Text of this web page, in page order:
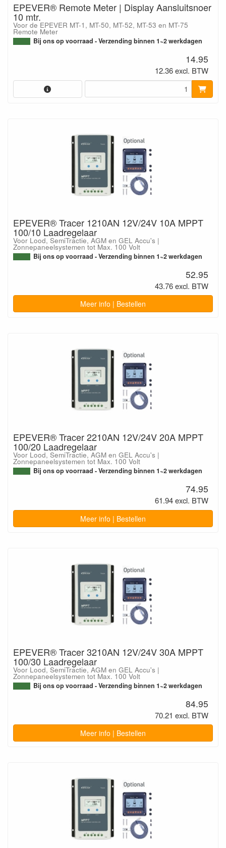
EPEVER® Remote Meter | Display Aansluitsnoer
10 mtr.
Voor de EPEVER MT-1, MT-50, MT-52, MT-53 en MT-75
Remote Meter
Bij ons op voorraad - Verzending binnen 1~2 werkdagen
14.95
12.36 excl. BTW
EPEVER® Tracer 1210AN 12V/24V 10A MPPT
100/10 Laadregelaar
Voor Lood, SemiTractie, AGM en GEL Accu's |
Zonnepaneelsystemen tot Max. 100 Volt
Bij ons op voorraad - Verzending binnen 1~2 werkdagen
52.95
43.76 excl. BTW
Meer info | Bestellen
EPEVER® Tracer 2210AN 12V/24V 20A MPPT
100/20 Laadregelaar
Voor Lood, SemiTractie, AGM en GEL Accu's |
Zonnepaneelsystemen tot Max. 100 Volt
Bij ons op voorraad - Verzending binnen 1~2 werkdagen
74.95
61.94 excl. BTW
Meer info | Bestellen
EPEVER® Tracer 3210AN 12V/24V 30A MPPT
100/30 Laadregelaar
Voor Lood, SemiTractie, AGM en GEL Accu's |
Zonnepaneelsystemen tot Max. 100 Volt
Bij ons op voorraad - Verzending binnen 1~2 werkdagen
84.95
70.21 excl. BTW
Meer info | Bestellen